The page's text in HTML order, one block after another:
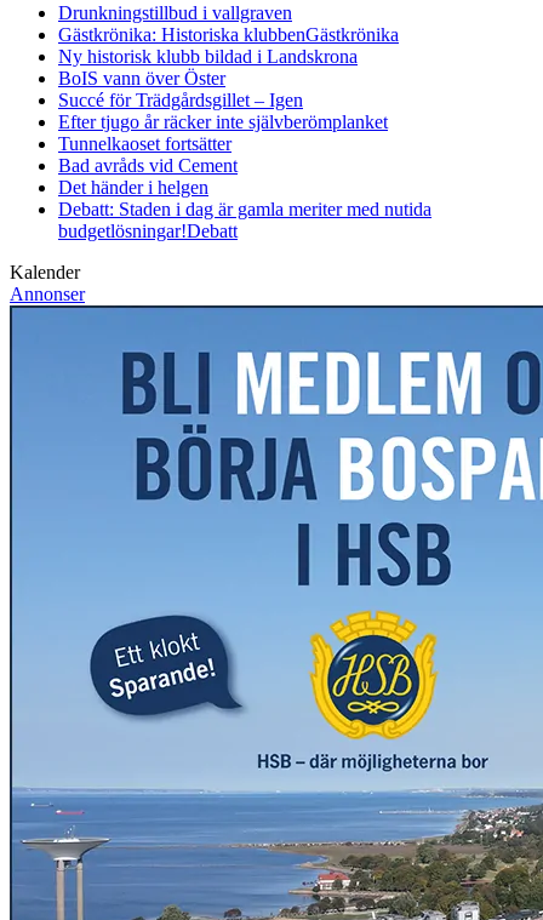
Drunkningstillbud i vallgraven
Gästkrönika: Historiska klubbenGästkrönika
Ny historisk klubb bildad i Landskrona
BoIS vann över Öster
Succé för Trädgårdsgillet – Igen
Efter tjugo år räcker inte självberömplanket
Tunnelkaoset fortsätter
Bad avråds vid Cement
Det händer i helgen
Debatt: Staden i dag är gamla meriter med nutida
budgetlösningar!Debatt
Kalender
Annonser